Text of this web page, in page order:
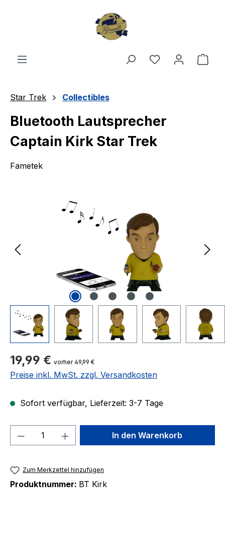
Du hast 0
Star Trek Collectibles
Bluetooth Lautsprecher
Captain Kirk Star Trek
Fametek
Regulärer Preis:
19,99 € vorher 49,99 €
Preise inkl. MwSt. zzgl. Versandkosten
Sofort verfügbar, Lieferzeit: 3-7 Tage
Produkt Anzahl: Gib denIn den Warenkorb
Zum Merkzettel hinzufügen
Produktnummer: BT Kirk